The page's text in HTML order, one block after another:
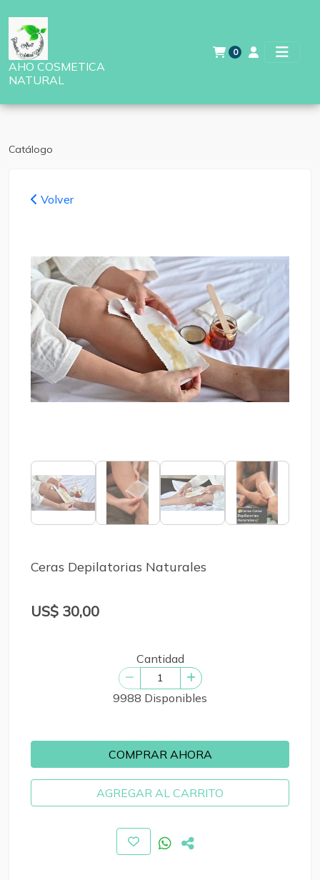
AHO COSMETICA
NATURAL
0
Catálogo
Volver
Ceras Depilatorias Naturales
US$ 30,00
Cantidad
9988 Disponibles
COMPRAR AHORA
AGREGAR AL CARRITO